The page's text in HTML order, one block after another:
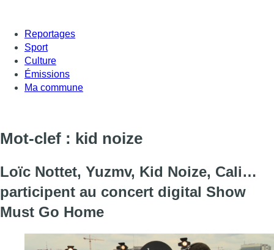
Reportages
Sport
Culture
Émissions
Ma commune
Mot-clef : kid noize
Loïc Nottet, Yuzmv, Kid Noize, Cali…
participent au concert digital Show
Must Go Home